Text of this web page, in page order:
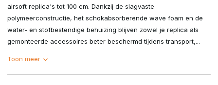
airsoft replica's tot 100 cm. Dankzij de slagvaste
polymeerconstructie, het schokabsorberende wave foam en de
water- en stofbestendige behuizing blijven zowel je replica als
gemonteerde accessoires beter beschermd tijdens transport,...
Toon meer